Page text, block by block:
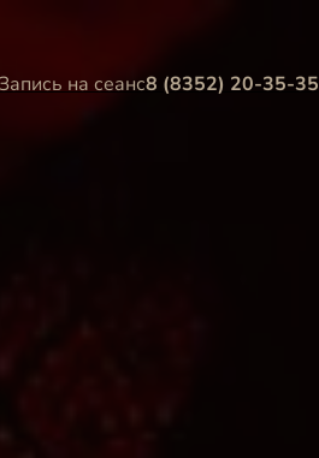
на сеанс8 (8352) 20-35-35